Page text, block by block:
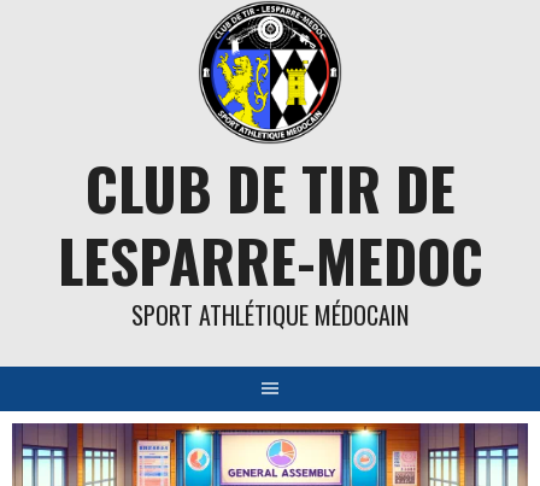
CLUB DE TIR DE
LESPARRE-MEDOC
SPORT ATHLÉTIQUE MÉDOCAIN